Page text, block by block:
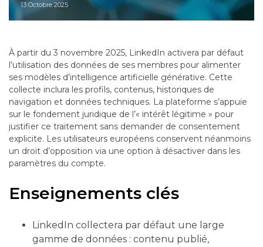
13 Octobre 2025
À partir du 3 novembre 2025, LinkedIn activera par défaut
l’utilisation des données de ses membres pour alimenter
ses modèles d’intelligence artificielle générative. Cette
collecte inclura les profils, contenus, historiques de
navigation et données techniques. La plateforme s’appuie
sur le fondement juridique de l’« intérêt légitime » pour
justifier ce traitement sans demander de consentement
explicite. Les utilisateurs européens conservent néanmoins
un droit d’opposition via une option à désactiver dans les
paramètres du compte.
Enseignements clés
LinkedIn collectera par défaut une large
gamme de données : contenu publié,